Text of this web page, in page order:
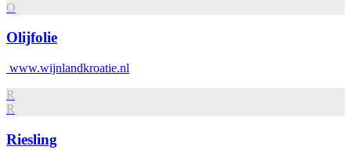
O
Olijfolie
www.wijnlandkroatie.nl
R
R
Riesling